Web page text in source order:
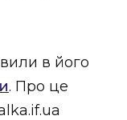
в його
. Про це